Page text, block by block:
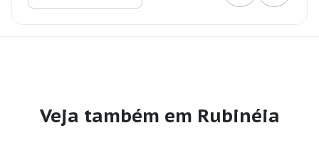
Veja também em Rubinéia